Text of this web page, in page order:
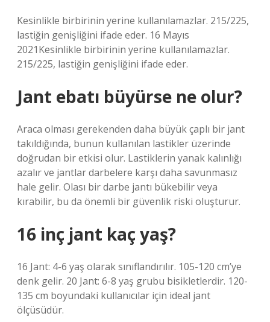
Kesinlikle birbirinin yerine kullanılamazlar. 215/225,
lastiğin genişliğini ifade eder. 16 Mayıs
2021Kesinlikle birbirinin yerine kullanılamazlar.
215/225, lastiğin genişliğini ifade eder.
Jant ebatı büyürse ne olur?
Araca olması gerekenden daha büyük çaplı bir jant
takıldığında, bunun kullanılan lastikler üzerinde
doğrudan bir etkisi olur. Lastiklerin yanak kalınlığı
azalır ve jantlar darbelere karşı daha savunmasız
hale gelir. Olası bir darbe jantı bükebilir veya
kırabilir, bu da önemli bir güvenlik riski oluşturur.
16 inç jant kaç yaş?
16 Jant: 4-6 yaş olarak sınıflandırılır. 105-120 cm’ye
denk gelir. 20 Jant: 6-8 yaş grubu bisikletlerdir. 120-
135 cm boyundaki kullanıcılar için ideal jant
ölçüsüdür.